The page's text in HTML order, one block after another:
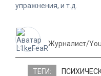
упражнения, и т.д.
Журналист/
ТЕГИ: